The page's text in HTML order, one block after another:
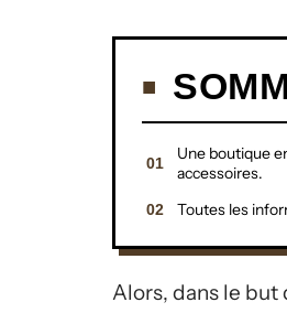
Une boutique
accessoires.
Toutes les
Alors, dans le but